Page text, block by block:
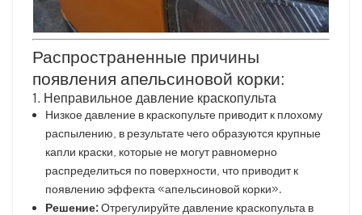
Распространенные причины
появления апельсиновой корки:
1. Неправильное давление краскопульта
Низкое давление в краскопульте приводит к плохому
распылению, в результате чего образуются крупные
капли краски, которые не могут равномерно
распределиться по поверхности, что приводит к
появлению эффекта «апельсиновой корки».
Решение:Отрегулируйте давление краскопульта в